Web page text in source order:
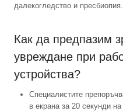
далекогледство и пресбиопия.
Как да предпазим
увреждане при
устройства?
Специалистите
в екрана за 20 секунди